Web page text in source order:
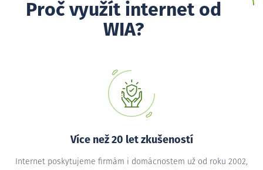
Proč využít internet od
WIA?
Více než 20 let zkušeností
Internet poskytujeme firmám i domácnostem už od roku 2002,